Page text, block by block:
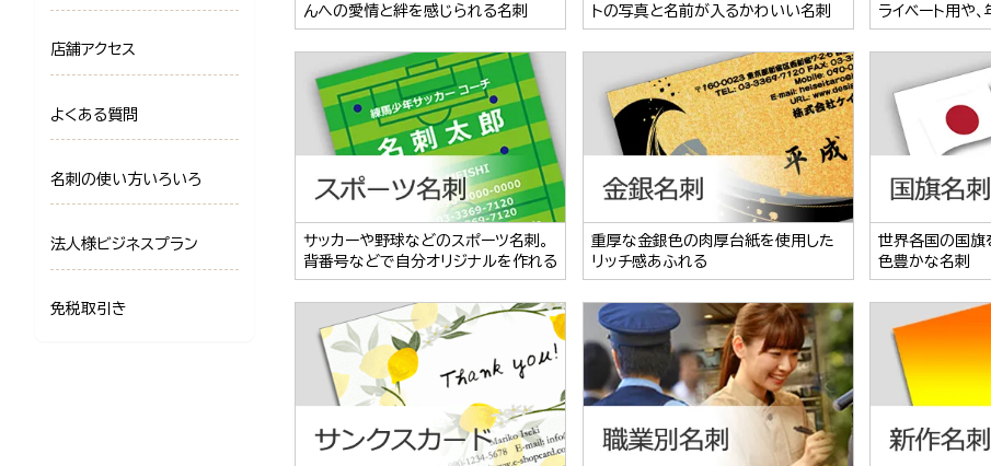
んへの愛情と絆を感じられる名刺
トの写真と名前が入るかわいい名刺
ライベート用や
サッカーや野球などのスポーツ名刺。
背番号などで自分オリジナルを作れる
重厚な金銀色の肉厚台紙を使用した
リッチ感あふれる
世界各国の国旗
色豊かな名刺
店舗アクセス
よくある質問
名刺の使い方いろいろ
法人様ビジネスプラン
免税取引き